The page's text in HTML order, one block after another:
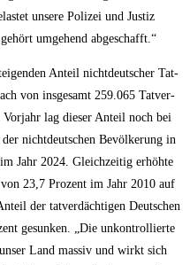
unse­re Poli­zei und Jus­tiz
umge­hend abgeschafft.“
Anteil nicht­deut­scher Tat­
von ins­ge­samt 259.065 Tat­ver­
lag die­ser Anteil noch bei
nicht­deut­schen Bevöl­ke­rung in
Jahr 2024. Gleich­zei­tig erhöh­te
23,7 Pro­zent im Jahr 2010 auf
der tat­ver­däch­ti­gen Deut­schen
gesun­ken. „Die unkon­trol­lier­te
Land mas­siv und wirkt sich